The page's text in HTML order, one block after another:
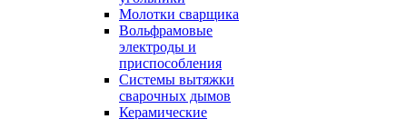
Молотки сварщика
Вольфрамовые
электроды и
приспособления
Системы вытяжки
сварочных дымов
Керамические